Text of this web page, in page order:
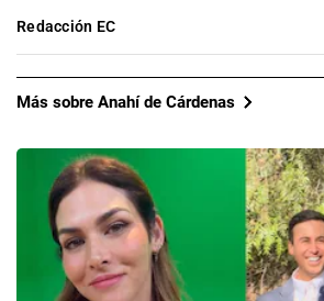
Redacción EC
Más sobre Anahí de Cárdenas